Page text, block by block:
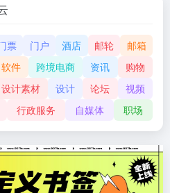
票 门户 酒店 邮轮
邮箱
软件 跨境电商 资讯
购物
设计素材 设计 论坛
视频
行政服务 自媒体 职场